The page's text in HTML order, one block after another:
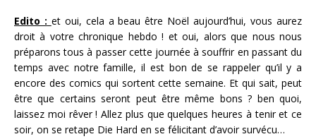
Edito : et oui, cela a beau être Noël aujourd’hui, vous aurez
droit à votre chronique hebdo ! et oui, alors que nous nous
préparons tous à passer cette journée à souffrir en passant du
temps avec notre famille, il est bon de se rappeler qu’il y a
encore des comics qui sortent cette semaine. Et qui sait, peut
être que certains seront peut être même bons ? ben quoi,
laissez moi rêver ! Allez plus que quelques heures à tenir et ce
soir, on se retape Die Hard en se félicitant d’avoir survécu…